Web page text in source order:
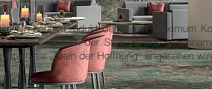
ein neues Produkt der Marmi Maximum
die sich an der Struktur des
als „Stein der Hoffnung“ angesehen